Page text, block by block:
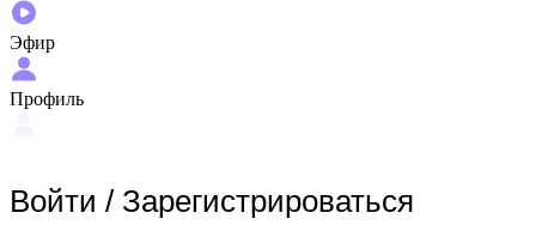
Эфир
Профиль
Войти / Зарегистрироваться